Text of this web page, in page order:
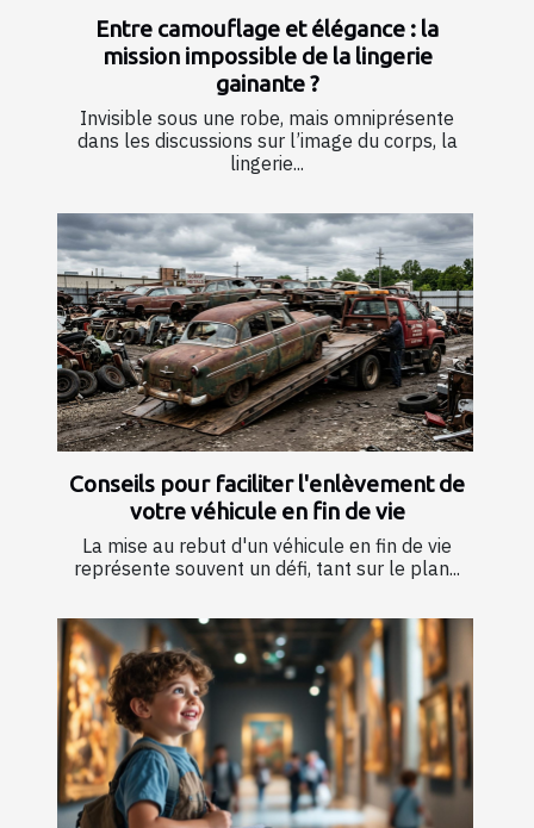
Entre camouflage et élégance : la
mission impossible de la lingerie
gainante ?
Invisible sous une robe, mais omniprésente
dans les discussions sur l’image du corps, la
lingerie...
Conseils pour faciliter l'enlèvement de
votre véhicule en fin de vie
La mise au rebut d'un véhicule en fin de vie
représente souvent un défi, tant sur le plan...